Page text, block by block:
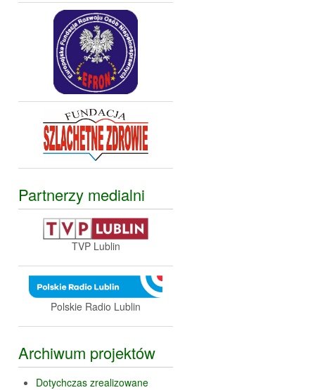
Partnerzy medialni
TVP Lublin
Polskie Radio Lublin
Archiwum projektów
Dotychczas zrealizowane